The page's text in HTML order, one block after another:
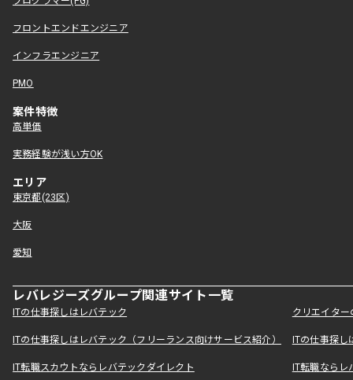
フロントエンドエンジニア
インフラエンジニア
PMO
案件特徴
高単価
実務経験が浅い方OK
エリア
東京都(23区)
大阪
愛知
レバレジーズグループ関連サイト一覧
ITの仕事探しはレバテック クリエイタ
ITの仕事探しはレバテック（フリーランス向けサービス紹介） ITの仕事探
IT転職スカウトならレバテックダイレクト IT転職なら